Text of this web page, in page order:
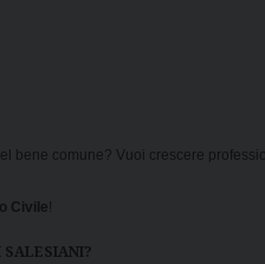
bene comune? Vuoi crescere
Civile!
SALESIANI?